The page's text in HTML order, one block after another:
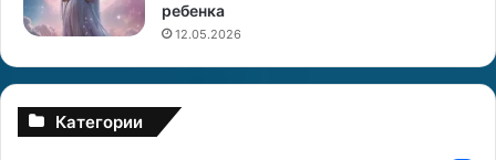
а
.
Т
ребенка
12.05.2026
Категории